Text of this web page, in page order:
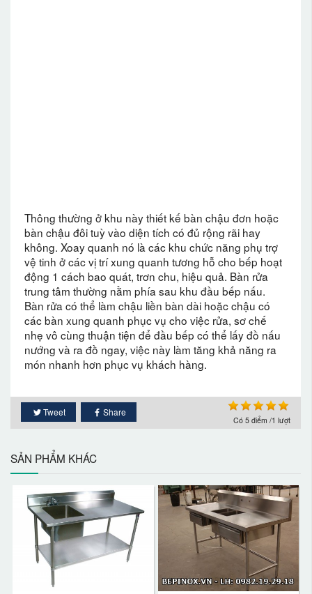
Thông thường ở khu này thiết kế bàn chậu đơn hoặc
bàn chậu đôi tuỳ vào diện tích có đủ rộng rãi hay
không. Xoay quanh nó là các khu chức năng phụ trợ
vệ tinh ở các vị trí xung quanh tương hỗ cho bếp hoạt
động 1 cách bao quát, trơn chu, hiệu quả. Bàn rửa
trung tâm thường nằm phía sau khu đầu bếp nấu.
Bàn rửa có thể làm chậu liền bàn dài hoặc chậu có
các bàn xung quanh phục vụ cho việc rửa, sơ chế
nhẹ vô cùng thuận tiện để đầu bếp có thể lấy đồ nấu
nướng và ra đồ ngay, việc này làm tăng khả năng ra
món nhanh hơn phục vụ khách hàng.
Có 5 điểm /1 lượt
Tweet Share
SẢN PHẨM KHÁC